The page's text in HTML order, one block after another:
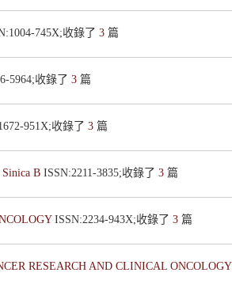
745X;收錄了 3 篇
5964;收錄了 3 篇
951X;收錄了 3 篇
Sinica B ISSN:2211-3835;收錄了 3 篇
ISSN:2234-943X;收錄了 3 篇
RESEARCH AND CLINICAL